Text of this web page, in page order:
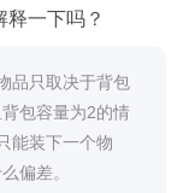
一下吗？
品只取决于背包
包容量为2的情
能装下一个物
偏差。